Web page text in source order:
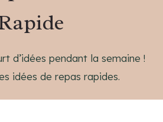
d’idées pendant la semaine !
idées de repas rapides.